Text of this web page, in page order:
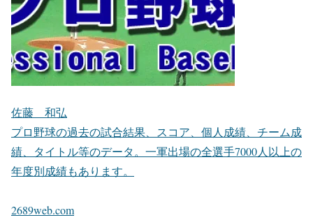
佐藤 和弘
プロ野球の過去の試合結果、スコア、個人成績、チーム成
績、タイトル等のデータ。一軍出場の全選手7000人以上の
年度別成績もあります。
2689web.com